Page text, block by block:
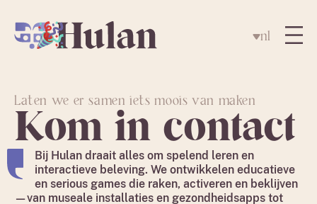
nl
Laten we er samen iets moois van maken
Kom in contact
Bij Hulan draait alles om spelend leren en
interactieve beleving. We ontwikkelen educatieve
en serious games die raken, activeren en beklijven
—van museale installaties en gezondheidsapps tot